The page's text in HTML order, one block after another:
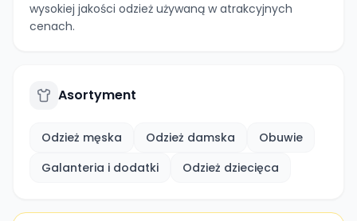
wysokiej jakości odzież używaną w atrakcyjnych
cenach.
Asortyment
Odzież męska Odzież damska
Obuwie
Galanteria i dodatki
Odzież dziecięca